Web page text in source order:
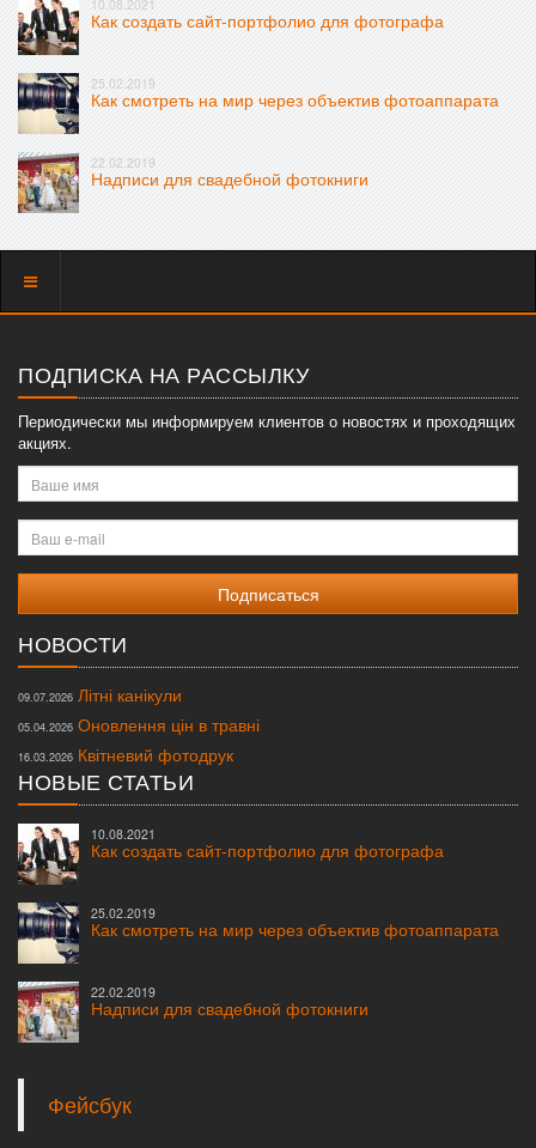
10.08.2021
Как создать сайт-портфолио для фотографа
25.02.2019
Как смотреть на мир через объектив фотоаппарата
22.02.2019
Надписи для свадебной фотокниги
Показать
ПОДПИСКА НА РАССЫЛКУ
Периодически мы информируем клиентов о новостях и проходящих
акциях.
Ваше
имя
Ваш
e-
mail
НОВОСТИ
09.07.2026 Літні канікули
05.04.2026 Оновлення цін в травні
16.03.2026 Квітневий фотодрук
НОВЫЕ СТАТЬИ
10.08.2021
Как создать сайт-портфолио для фотографа
25.02.2019
Как смотреть на мир через объектив фотоаппарата
22.02.2019
Надписи для свадебной фотокниги
Фейсбук